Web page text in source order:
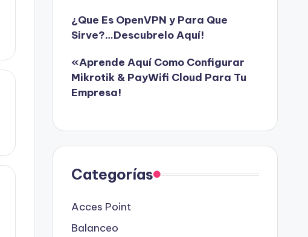
¿Que Es OpenVPN y Para Que
Sirve?…Descubrelo Aquí!
«Aprende Aquí Como Configurar
Mikrotik & PayWifi Cloud Para Tu
Empresa!
Categorías
Acces Point
Balanceo